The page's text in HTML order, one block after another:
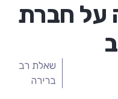
על חברת
שאלת רב
ברירה